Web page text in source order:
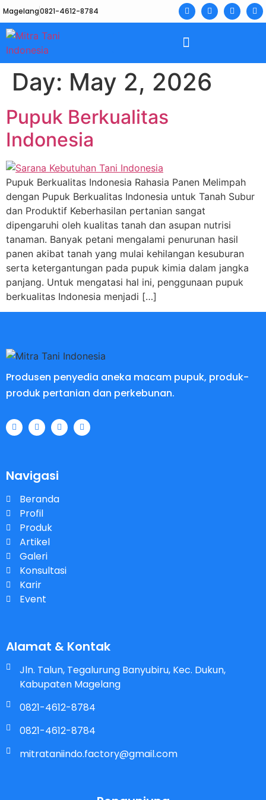
Magelang0821-4612-8784
Day: May 2, 2026
Pupuk Berkualitas
Indonesia
Pupuk Berkualitas Indonesia Rahasia Panen Melimpah
dengan Pupuk Berkualitas Indonesia untuk Tanah Subur
dan Produktif Keberhasilan pertanian sangat
dipengaruhi oleh kualitas tanah dan asupan nutrisi
tanaman. Banyak petani mengalami penurunan hasil
panen akibat tanah yang mulai kehilangan kesuburan
serta ketergantungan pada pupuk kimia dalam jangka
panjang. Untuk mengatasi hal ini, penggunaan pupuk
berkualitas Indonesia menjadi […]
Produsen penyedia aneka macam pupuk, produk-
produk pertanian dan perkebunan.
Navigasi
Beranda
Profil
Produk
Artikel
Galeri
Konsultasi
Karir
Event
Alamat & Kontak
Jln. Talun, Tegalurung Banyubiru, Kec. Dukun,
Kabupaten Magelang
0821-4612-8784
0821-4612-8784
mitrataniindo.factory@gmail.com